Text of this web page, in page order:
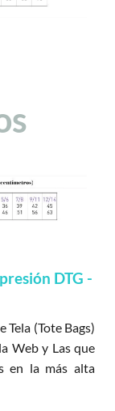
DTG -
Tela (Tote Bags)
Web y Las que
en la más alta